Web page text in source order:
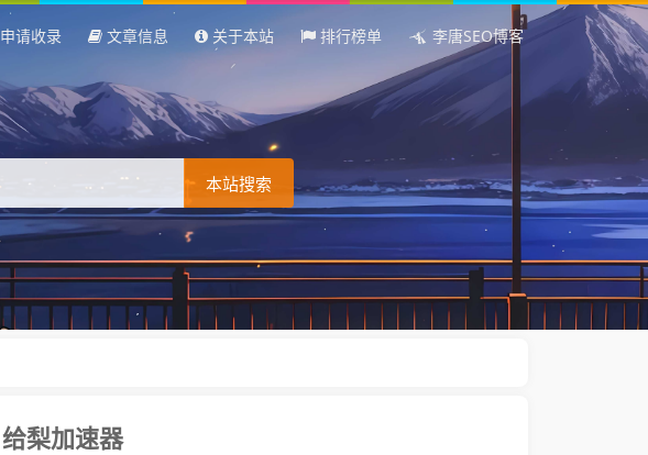
申请收录 文章信息 关于本站 排行榜单 李唐SEO博客
本站搜索
给梨加速器